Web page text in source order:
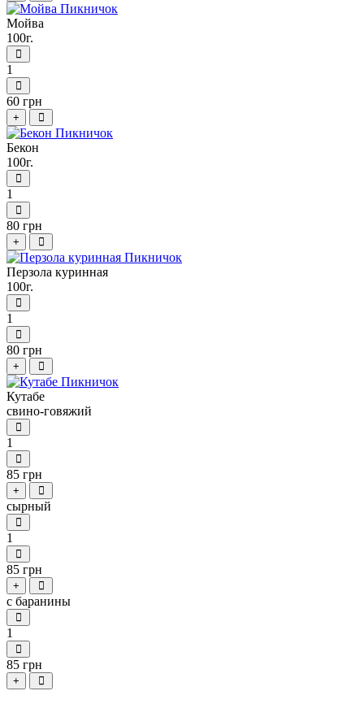
Мойва
100г.
1
60 грн
+
Бекон
100г.
1
80 грн
+
Перзола куринная
100г.
1
80 грн
+
Кутабе
свино-говяжий
1
85 грн
+
сырный
1
85 грн
+
с баранины
1
85 грн
+